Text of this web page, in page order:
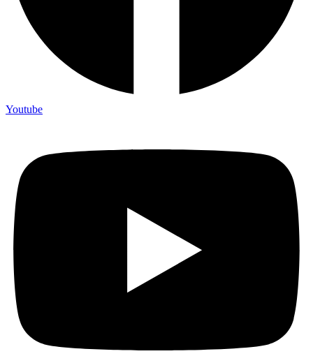
Youtube